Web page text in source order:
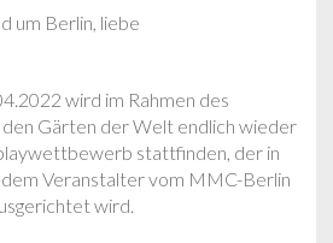
um Berlin, liebe
wird im Rahmen des
Gärten der Welt endlich wieder
stattfinden, der in
Veranstalter vom MMC-Berlin
wird.